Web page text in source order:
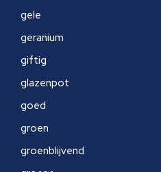
gele
geranium
giftig
glazenpot
goed
groen
groenblijvend